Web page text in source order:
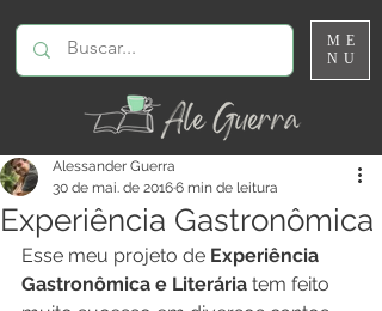
ME
NU
Experiência Gastronômica
Alessander Guerra
30 de mai. de 20166 min de leitura
Esse meu projeto de Experiência
Gastronômica e Literária tem feito